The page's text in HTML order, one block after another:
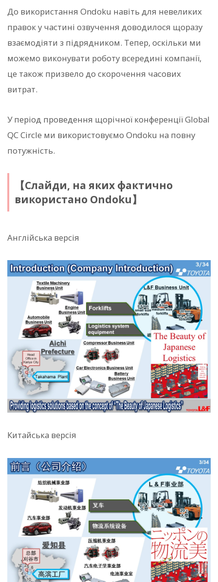
До використання Ondoku навіть для невеликих
правок у частині озвучення доводилося щоразу
взаємодіяти з підрядником. Тепер, оскільки ми
можемо виконувати роботу всередині компанії,
це також призвело до скорочення часових
витрат.
У період проведення щорічної конференції Global
QC Circle ми використовуємо Ondoku на повну
потужність.
【Слайди, на яких фактично
використано Ondoku】
Англійська версія
Китайська версія